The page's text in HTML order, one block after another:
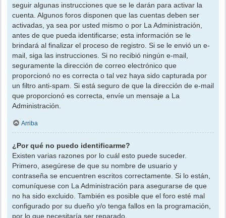
seguir algunas instrucciones que se le darán para activar la
cuenta. Algunos foros disponen que las cuentas deben ser
activadas, ya sea por usted mismo o por La Administración,
antes de que pueda identificarse; esta información se le
brindará al finalizar el proceso de registro. Si se le envió un e-
mail, siga las instrucciones. Si no recibió ningún e-mail,
seguramente la dirección de correo electrónico que
proporcionó no es correcta o tal vez haya sido capturada por
un filtro anti-spam. Si está seguro de que la dirección de e-mail
que proporcionó es correcta, envíe un mensaje a La
Administración.
Arriba
¿Por qué no puedo identificarme?
Existen varias razones por lo cuál esto puede suceder.
Primero, asegúrese de que su nombre de usuario y
contraseña se encuentren escritos correctamente. Si lo están,
comuníquese con La Administración para asegurarse de que
no ha sido excluido. También es posible que el foro esté mal
configurado por su dueño y/o tenga fallos en la programación,
por lo que necesitaría ser reparado.